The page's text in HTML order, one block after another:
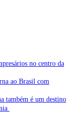
no centro da
ao Brasil com
também é um destino